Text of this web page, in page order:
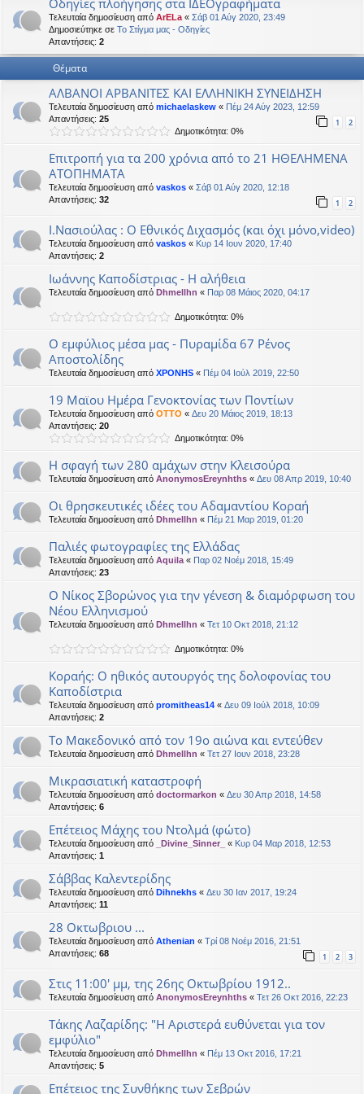
εις
Οδηγίες πλοήγησης στα ΙΔΕΟγραφήματα
Τελευταία δημοσίευση από ArELa « Σάβ 01 Αύγ 2020, 23:49
Δημοσιεύτηκε σε Το Στίγμα μας - Οδηγίες
Απαντήσεις: 2
Θέματα
ΑΛΒΑΝΟΙ ΑΡΒΑΝΙΤΕΣ ΚΑΙ ΕΛΛΗΝΙΚΗ ΣΥΝΕΙΔΗΣΗ
Τελευταία δημοσίευση από michaelaskew « Πέμ 24 Αύγ 2023, 12:59
Απαντήσεις: 25 1 2
Δημοτικότητα: 0%
Επιτροπή για τα 200 χρόνια από το 21 ΗΘΕΛΗΜΕΝΑ
ΑΤΟΠΗΜΑΤΑ
Τελευταία δημοσίευση από vaskos « Σάβ 01 Αύγ 2020, 12:18
Απαντήσεις: 32 1 2
Ι.Νασιούλας : Ο Εθνικός Διχασμός (και όχι μόνο,video)
Τελευταία δημοσίευση από vaskos « Κυρ 14 Ιουν 2020, 17:40
Απαντήσεις: 2
Ιωάννης Καποδίστριας - Η αλήθεια
Τελευταία δημοσίευση από Dhmellhn « Παρ 08 Μάιος 2020, 04:17
Δημοτικότητα: 0%
Ο εμφύλιος μέσα μας - Πυραμίδα 67 Ρένος
Αποστολίδης
Τελευταία δημοσίευση από XPONHS « Πέμ 04 Ιούλ 2019, 22:50
19 Μαϊου Ημέρα Γενοκτονίας των Ποντίων
Τελευταία δημοσίευση από OTTO « Δευ 20 Μάιος 2019, 18:13
Απαντήσεις: 20
Δημοτικότητα: 0%
Η σφαγή των 280 αμάχων στην Κλεισούρα
Τελευταία δημοσίευση από AnonymosEreynhths « Δευ 08 Απρ 2019, 10:40
Οι θρησκευτικές ιδέες του Αδαμαντίου Κοραή
Τελευταία δημοσίευση από Dhmellhn « Πέμ 21 Μαρ 2019, 01:20
Παλιές φωτογραφίες της Ελλάδας
Τελευταία δημοσίευση από Aquila « Παρ 02 Νοέμ 2018, 15:49
Απαντήσεις: 23
Ο Νίκος Σβορώνος για την γένεση & διαμόρφωση του
Νέου Ελληνισμού
Τελευταία δημοσίευση από Dhmellhn « Τετ 10 Οκτ 2018, 21:12
Δημοτικότητα: 0%
Κοραής: Ο ηθικός αυτουργός της δολοφονίας του
Καποδίστρια
Τελευταία δημοσίευση από promitheas14 « Δευ 09 Ιούλ 2018, 10:09
Απαντήσεις: 2
Το Μακεδονικό από τον 19ο αιώνα και εντεύθεν
Τελευταία δημοσίευση από Dhmellhn « Τετ 27 Ιουν 2018, 23:28
Μικρασιατική καταστροφή
Τελευταία δημοσίευση από doctormarkon « Δευ 30 Απρ 2018, 14:58
Απαντήσεις: 6
Επέτειος Μάχης του Ντολμά (φώτο)
Τελευταία δημοσίευση από _Divine_Sinner_ « Κυρ 04 Μαρ 2018, 12:53
Απαντήσεις: 1
Σάββας Καλεντερίδης
Τελευταία δημοσίευση από Dihnekhs « Δευ 30 Ιαν 2017, 19:24
Απαντήσεις: 11
28 Οκτωβριου ...
Τελευταία δημοσίευση από Athenian « Τρί 08 Νοέμ 2016, 21:51
Απαντήσεις: 68 1 2 3
Στις 11:00' μμ, της 26ης Οκτωβρίου 1912..
Τελευταία δημοσίευση από AnonymosEreynhths « Τετ 26 Οκτ 2016, 22:23
Τάκης Λαζαρίδης: "H Αριστερά ευθύνεται για τον
εμφύλιο"
Τελευταία δημοσίευση από Dhmellhn « Πέμ 13 Οκτ 2016, 17:21
Απαντήσεις: 5
Επέτειος της Συνθήκης των Σεβρών